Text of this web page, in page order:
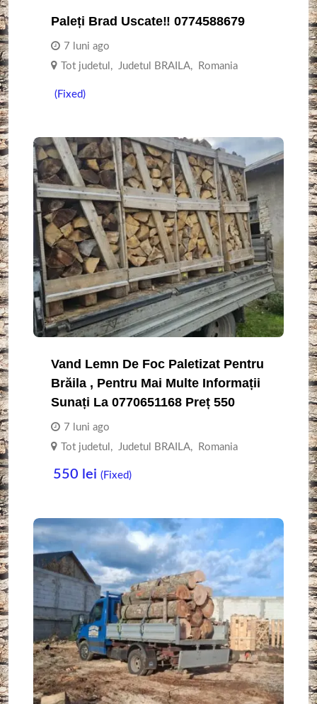
Paleți Brad Uscate‼️ 0774588679
7 luni ago
Tot judetul , Judetul BRAILA, Romania
(Fixed)
Vand Lemn De Foc Paletizat Pentru
Brăila , Pentru Mai Multe Informații
Sunați La 0770651168 Preț 550
7 luni ago
Tot judetul , Judetul BRAILA, Romania
550 lei (Fixed)